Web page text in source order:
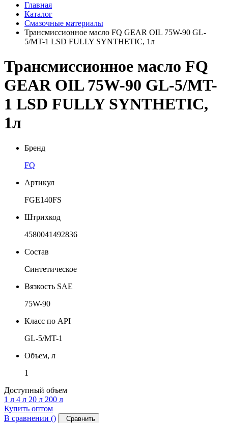
Главная
Каталог
Смазочные материалы
Трансмиссионное масло FQ GEAR OIL 75W-90 GL-
5/MT-1 LSD FULLY SYNTHETIC, 1л
Трансмиссионное масло FQ
GEAR OIL 75W-90 GL-5/MT-
1 LSD FULLY SYNTHETIC,
1л
Бренд
FQ
Артикул
FGE140FS
Штрихкод
4580041492836
Состав
Синтетическое
Вязкость SAE
75W-90
Класс по API
GL-5/MT-1
Объем, л
1
Доступный объем
1 л 4 л 20 л 200 л
Купить оптом
В сравнении () Сравнить